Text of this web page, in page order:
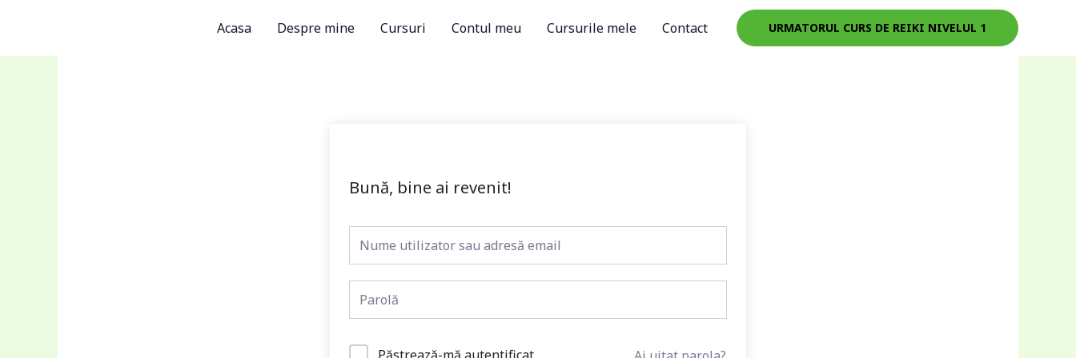
content
Acasa Despre mine Cursuri Contul meu Cursurile mele Contact URMATORUL CURS DE REIKI NIVELUL 1
Bună, bine ai revenit!